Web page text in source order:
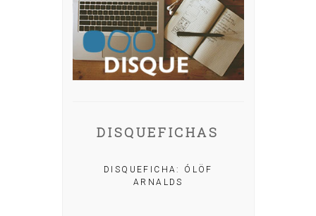
DISQUEFICHAS
DISQUEFICHA: ÓLÖF
ARNALDS